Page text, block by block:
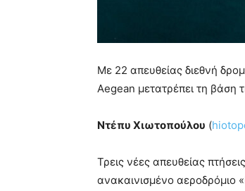
Με 22 απευθείας διεθνή
Aegean μετατρέπει τη βάση
Ντέπυ Χιωτοπούλου (
Τρεις νέες απευθείας
ανακαινισμένο αεροδρόμιο